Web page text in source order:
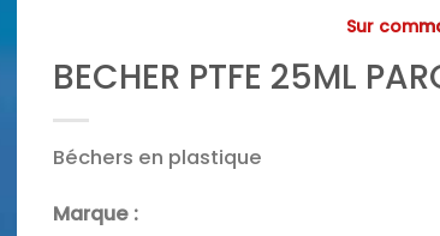
Sur
BECHER PTFE 25ML
Béchers en plastique
Marque :